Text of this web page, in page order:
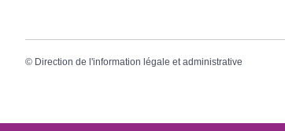
© Direction de l'information légale et administrative